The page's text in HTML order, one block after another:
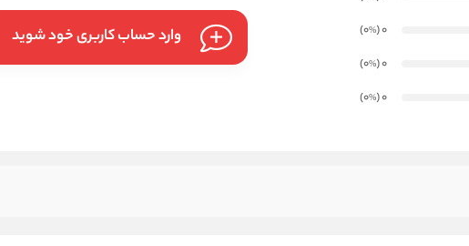
0
(0
%
)
0
(0
%
)
0
(0
%
)
وارد حساب کاربری خود شوید